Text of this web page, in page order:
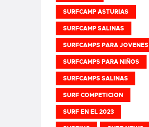
SURFCAMP ASTURIAS
SURFCAMP SALINAS
SURFCAMPS PARA JOVENES
SURFCAMPS PARA NIÑOS
SURFCAMPS SALINAS
SURF COMPETICION
SURF EN EL 2023